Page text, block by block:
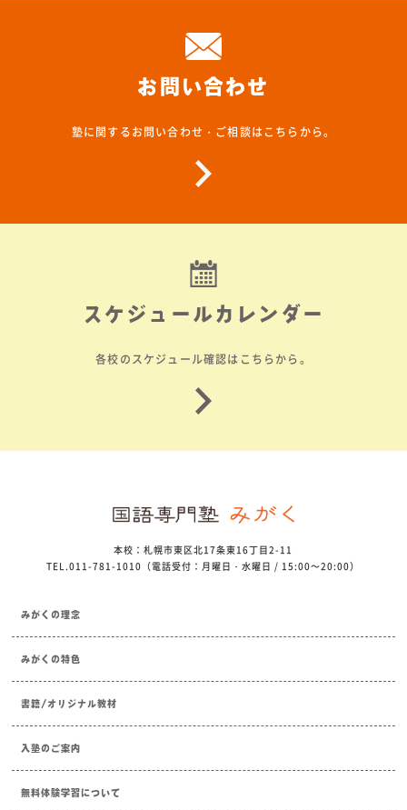
お問い合わせ
塾に関するお問い合わせ・ご相談はこちらから。
スケジュールカレンダー
各校のスケジュール確認はこちらから。
本校：札幌市東区北17条東16丁目2-11
TEL.011-781-1010（電話受付：月曜日・水曜日 / 15:00～20:00）
みがくの理念
みがくの特色
書籍/オリジナル教材
入塾のご案内
無料体験学習について